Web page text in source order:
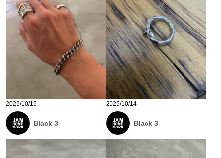
2025/10/15
Black 3
2025/10/14
Black 3